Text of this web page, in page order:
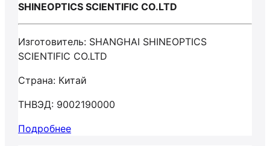
SHINEOPTICS SCIENTIFIC CO.LTD
Изготовитель: SHANGHAI SHINEOPTICS
SCIENTIFIC CO.LTD
Страна: Китай
ТНВЭД: 9002190000
Подробнее